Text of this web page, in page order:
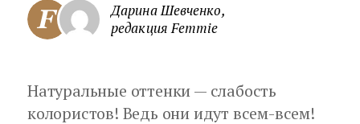
Дарина Шевченко,
редакция Femmie
Натуральные оттенки — слабость
колористов! Ведь они идут всем-всем!